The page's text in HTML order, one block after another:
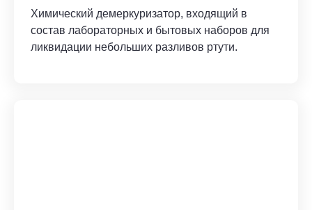
Химический демеркуризатор, входящий в
состав лабораторных и бытовых наборов для
ликвидации небольших разливов ртути.